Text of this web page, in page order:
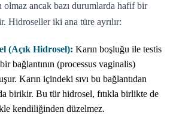
olmaz ancak bazı durumlarda hafif bir
Hidroseller iki ana türe ayrılır:
(Açık Hidrosel): Karın boşluğu ile testis
bir bağlantının (processus vaginalis)
Karın içindeki sıvı bu bağlantıdan
birikir. Bu tür hidrosel, fıtıkla birlikte de
kendiliğinden düzelmez.